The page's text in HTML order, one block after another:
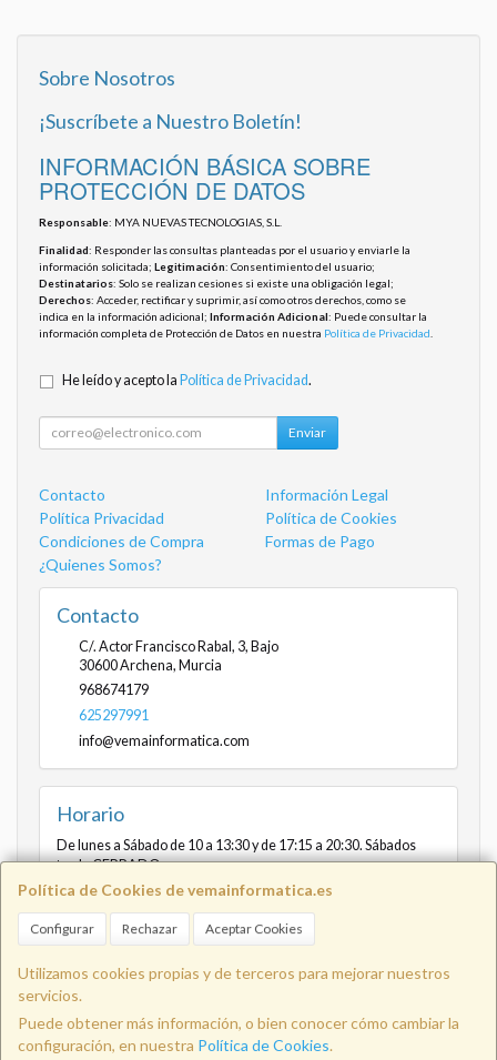
Política de Cookies de vemainformatica.es
Configurar Rechazar Aceptar Cookies
Utilizamos cookies propias y de terceros para mejorar nuestros
servicios.
Puede obtener más información, o bien conocer cómo cambiar la
configuración, en nuestra Política de Cookies.
Sobre Nosotros
¡Suscríbete a Nuestro Boletín!
INFORMACIÓN BÁSICA SOBRE
PROTECCIÓN DE DATOS
Responsable: MYA NUEVAS TECNOLOGIAS, S.L.
Finalidad: Responder las consultas planteadas por el usuario y enviarle la
información solicitada; Legitimación: Consentimiento del usuario;
Destinatarios: Solo se realizan cesiones si existe una obligación legal;
Derechos: Acceder, rectificar y suprimir, así como otros derechos, como se
indica en la información adicional; Información Adicional: Puede consultar la
información completa de Protección de Datos en nuestra Política de Privacidad
He leído y acepto la Política de Privacidad.
Enviar
Contacto
Información Legal
Política Privacidad
Política de Cookies
Condiciones de Compra
Formas de Pago
¿Quienes Somos?
Contacto
C/. Actor Francisco Rabal, 3, Bajo
30600Archena, Murcia
968674179
625297991
info@vemainformatica.com
Horario
De lunes a Sábado de 10 a 13:30 y de 17:15 a 20:30. Sábados
tarde CERRADO
Info@vemainformatica.com 625
29 79 91